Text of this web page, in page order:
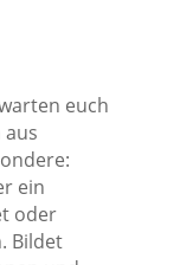
euch
ein
oder
Bildet